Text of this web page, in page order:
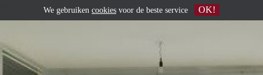
We gebruiken cookies voor de beste service OK!